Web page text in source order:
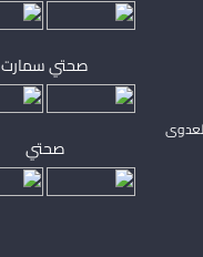
صحتي سمارت
صحتي